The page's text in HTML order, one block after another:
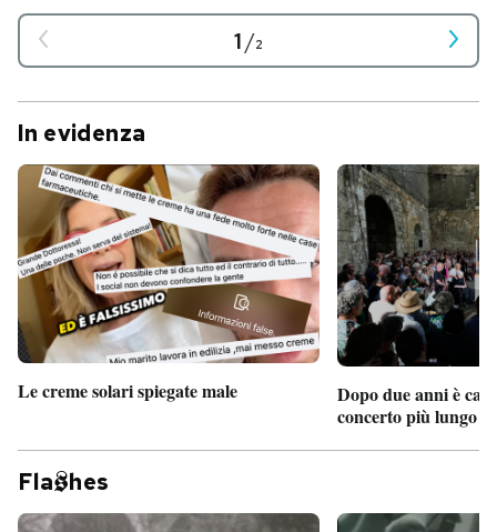
1/2
In evidenza
Le creme solari spiegate male
Dopo due anni è
concerto più lungo
Fla hes